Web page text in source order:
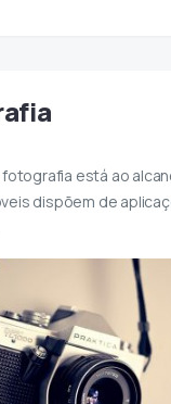
fotografia está ao
dispõem de